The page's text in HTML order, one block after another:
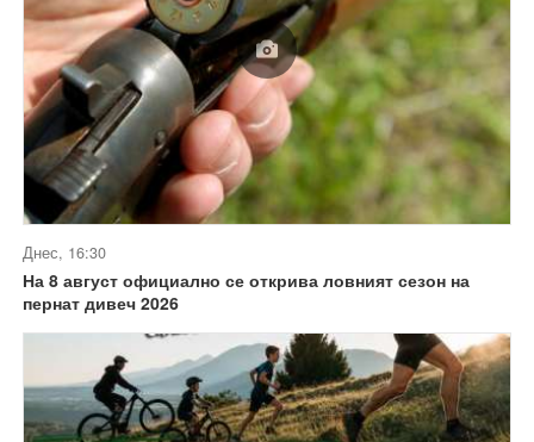
Днес, 16:30
На 8 август официално се открива ловният сезон на
пернат дивеч 2026